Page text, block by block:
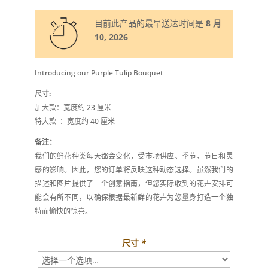
目前此产品的最早送达时间是8 月
10, 2026
Introducing our Purple Tulip Bouquet
尺寸:
加大款：宽度约 23 厘米
特大款 ：宽度约 40 厘米
备注：
我们的鲜花种类每天都会变化，受市场供应、季节、节日和灵
感的影响。因此，您的订单将反映这种动态选择。虽然我们的
描述和图片提供了一个创意指南，但您实际收到的花卉安排可
能会有所不同，以确保根据最新鲜的花卉为您量身打造一个独
特而愉快的惊喜。
尺寸 *